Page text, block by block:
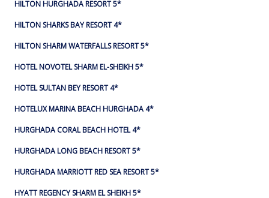
HILTON HURGHADA RESORT 5*
HILTON SHARKS BAY RESORT 4*
HILTON SHARM WATERFALLS RESORT 5*
HOTEL NOVOTEL SHARM EL-SHEIKH 5*
HOTEL SULTAN BEY RESORT 4*
HOTELUX MARINA BEACH HURGHADA 4*
HURGHADA CORAL BEACH HOTEL 4*
HURGHADA LONG BEACH RESORT 5*
HURGHADA MARRIOTT RED SEA RESORT 5*
HYATT REGENCY SHARM EL SHEIKH 5*